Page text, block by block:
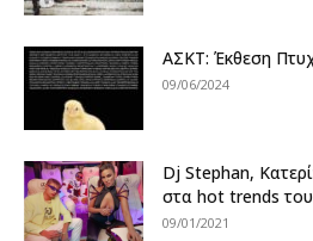
ΑΣΚΤ: Έκθεση
09/06/2024
Dj Stephan,
στα hot trends
09/01/2021